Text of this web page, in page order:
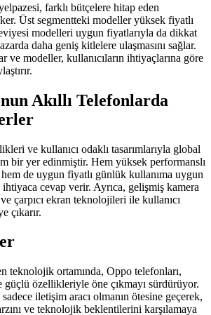
farklı bütçelere hitap eden
Üst segmentteki modeller yüksek fiyatlı
modelleri uygun fiyatlarıyla da dikkat
daha geniş kitlelere ulaşmasını sağlar.
ve modeller, kullanıcıların ihtiyaçlarına göre
Akıllı Telefonlarda
ve kullanıcı odaklı tasarımlarıyla global
bir yer edinmiştir. Hem yüksek performanslı
de uygun fiyatlı günlük kullanıma uygun
cevap verir. Ayrıca, gelişmiş kamera
çarpıcı ekran teknolojileri ile kullanıcı
çıkarır.
teknolojik ortamında, Oppo telefonları,
güçlü özellikleriyle öne çıkmayı sürdürüyor.
iletişim aracı olmanın ötesine geçerek,
ve teknolojik beklentilerini karşılamaya